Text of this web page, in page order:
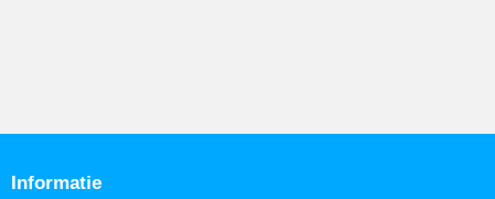
Informatie